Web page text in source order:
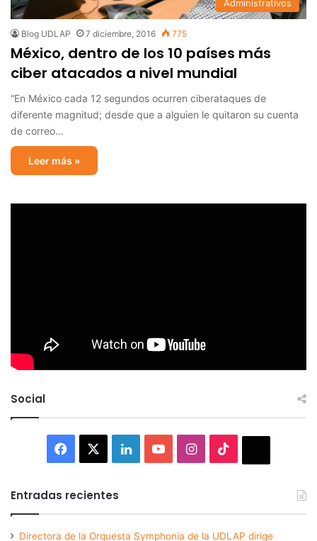
Administrativos
Blog UDLAP 7 diciembre, 2016 775
México, dentro de los 10 países más
ciber atacados a nivel mundial
“En México cada 12 segundos ocurren ciberataques de
diferente magnitud; desde que a alguien le quitaron su cuenta
de correo…
Leer más »
Social
Facebook LinkedInYouTubeInstagram
Entradas recientes
Directora de la Orquesta Symphonia de la UDLAP dirige